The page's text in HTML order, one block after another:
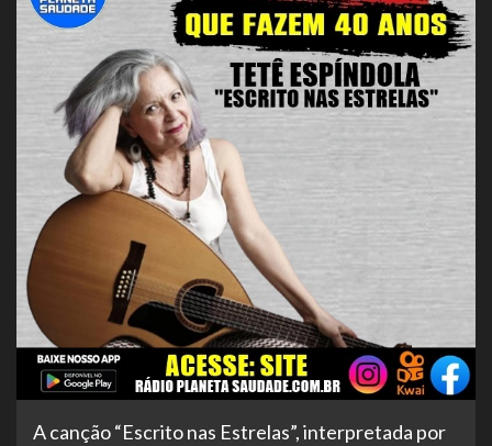
Acanção “Escrito nas Estrelas”, interpretada por